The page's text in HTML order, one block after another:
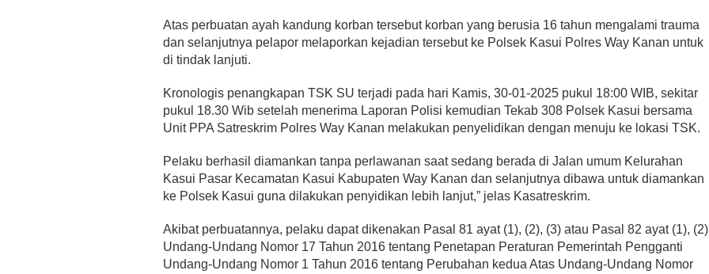
Atas perbuatan ayah kandung korban tersebut korban yang berusia 16 tahun mengalami trauma
dan selanjutnya pelapor melaporkan kejadian tersebut ke Polsek Kasui Polres Way Kanan untuk
di tindak lanjuti.
Kronologis penangkapan TSK SU terjadi pada hari Kamis, 30-01-2025 pukul 18:00 WIB, sekitar
pukul 18.30 Wib setelah menerima Laporan Polisi kemudian Tekab 308 Polsek Kasui bersama
Unit PPA Satreskrim Polres Way Kanan melakukan penyelidikan dengan menuju ke lokasi TSK.
Pelaku berhasil diamankan tanpa perlawanan saat sedang berada di Jalan umum Kelurahan
Kasui Pasar Kecamatan Kasui Kabupaten Way Kanan dan selanjutnya dibawa untuk diamankan
ke Polsek Kasui guna dilakukan penyidikan lebih lanjut,” jelas Kasatreskrim.
Akibat perbuatannya, pelaku dapat dikenakan Pasal 81 ayat (1), (2), (3) atau Pasal 82 ayat (1), (2)
Undang-Undang Nomor 17 Tahun 2016 tentang Penetapan Peraturan Pemerintah Pengganti
Undang-Undang Nomor 1 Tahun 2016 tentang Perubahan kedua Atas Undang-Undang Nomor